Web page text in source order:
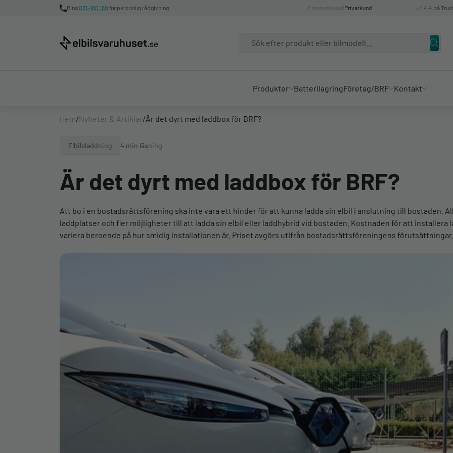
Ring 031-180 180 för personlig rådgivning Företagskund Privatkund 4,4 på
Produkter BatterilagringFöretag/BRF Kontakt
Hem/Nyheter & Artiklar/Är det dyrt med laddbox för BRF?
Elbilsladdning 4 min läsning
Är det dyrt med laddbox för BRF?
Att bo i en bostadsrättsförening ska inte vara ett hinder för att kunna ladda sin elbil i anslutning till bostaden.
laddplatser och fler möjligheter till att ladda sin elbil eller laddhybrid vid bostaden. Kostnaden för att
variera beroende på hur smidig installationen är. Priset avgörs utifrån bostadsrättsföreningens förutsättningar.